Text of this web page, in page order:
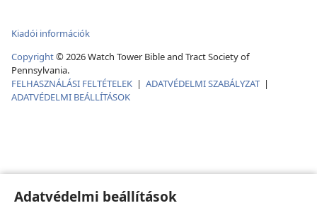
Adatvédelmi beállítások
Kiadói információk
Copyright© 2026Watch Tower Bible and Tract Society of
Pennsylvania.
FELHASZNÁLÁSI FELTÉTELEK | ADATVÉDELMI SZABÁLYZAT |
ADATVÉDELMI BEÁLLÍTÁSOK